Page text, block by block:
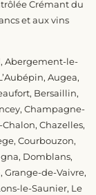
Crémant du
et aux vins
Abergement-le-
Augea,
Bersaillin,
Champagne-
Chazelles,
Courbouzon,
Domblans,
Grange-de-Vaivre,
le-Saunier, Le